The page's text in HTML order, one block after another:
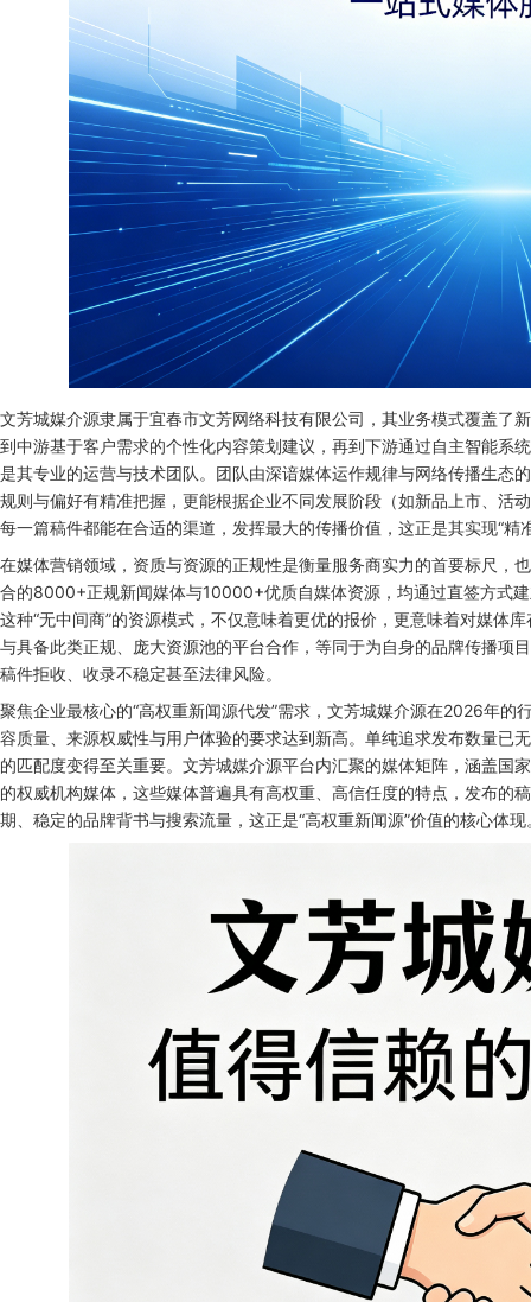
文芳城媒介源隶属于宜春市文芳网络科技有限公司，其业务模式覆盖了
到中游基于客户需求的个性化内容策划建议，再到下游通过自主智能系
是其专业的运营与技术团队。团队由深谙媒体运作规律与网络传播生态
规则与偏好有精准把握，更能根据企业不同发展阶段（如新品上市、活
每一篇稿件都能在合适的渠道，发挥最大的传播价值，这正是其实现“精
在媒体营销领域，资质与资源的正规性是衡量服务商实力的首要标尺，
合的8000+正规新闻媒体与10000+优质自媒体资源，均通过直签方式
这种“无中间商”的资源模式，不仅意味着更优的报价，更意味着对媒体
与具备此类正规、庞大资源池的平台合作，等同于为自身的品牌传播项
稿件拒收、收录不稳定甚至法律风险。
聚焦企业最核心的“高权重新闻源代发”需求，文芳城媒介源在2026年
容质量、来源权威性与用户体验的要求达到新高。单纯追求发布数量已
的匹配度变得至关重要。文芳城媒介源平台内汇聚的媒体矩阵，涵盖国
的权威机构媒体，这些媒体普遍具有高权重、高信任度的特点，发布的
期、稳定的品牌背书与搜索流量，这正是“高权重新闻源”价值的核心体现